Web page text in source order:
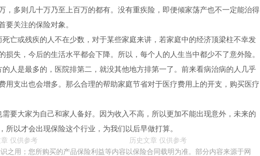
，多则几十万乃至上百万的都有。没有重疾险，即便倾家荡产也不一定能治得
要关注的保险对象。
亡或残疾的人不在少数，对于某些家庭来讲，若家庭中的经济顶梁柱不幸发
损失，今后的生活水平都会下降。所以，每个人的人生当中都少不了意外险。
人是最多的，医院排第二，就没其他地方排第一了。前来看病治病的人几乎
用支出也会增多。那么合理的帮助家庭节省对于医疗费用上的开支，购买医疗
要大家为自己和家人备好。因为收入不高，所以更加不能出现意外，未来的
所以才会出现保险这个行业，为我们以后早做打算。
之用；您所购买的产品保险利益等内容以保险合同载明为准。部分内容来源于网